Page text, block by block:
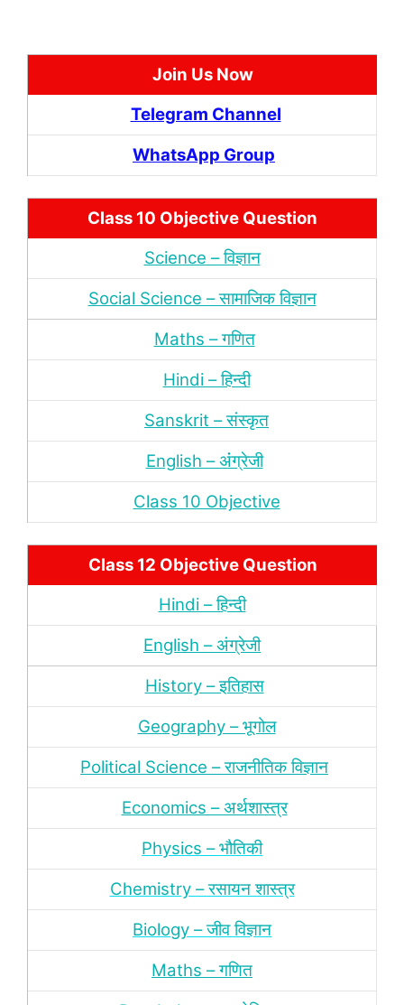
Join Us Now
Telegram Channel
WhatsApp Group
Class 10 Objective Question
Science – विज्ञान
Social Science – सामाजिक विज्ञान
Maths – गणित
Hindi – हिन्‍दी
Sanskrit – संस्‍कृत
English – अंंग्रेजी
Class 10 Objective
Class 12 Objective Question
Hindi – हिन्‍दी
English – अंग्रेजी
History – इतिहास
Geography – भूगोल
Political Science – राजनीतिक विज्ञान
Economics – अर्थशास्‍त्र
Physics – भौतिकी
Chemistry – रसायन शास्‍त्र
Biology – जीव विज्ञान
Maths – गणित